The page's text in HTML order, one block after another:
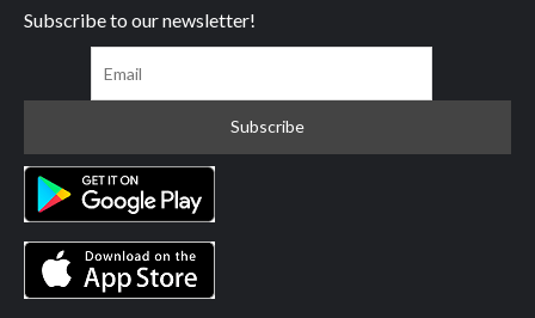
Subscribe to our newsletter!